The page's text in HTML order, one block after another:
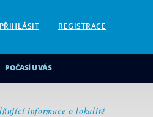
PŘIHLÁSIT REGISTRACE
POČASÍ U VÁS
informace o lokalitě